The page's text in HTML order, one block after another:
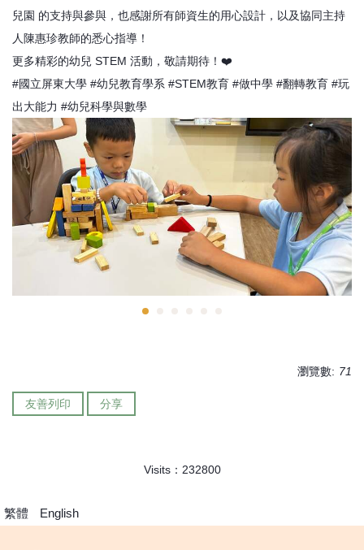
兒園 的支持與參與，也感謝所有師資生的用心設計，以及協同主持
人陳惠珍教師的悉心指導！
更多精彩的幼兒 STEM 活動，敬請期待！❤️
#國立屏東大學 #幼兒教育學系 #STEM教育 #做中學 #翻轉教育 #玩
出大能力 #幼兒科學與數學
瀏覽數: 71
友善列印 分享
Visits： 232800
繁體 English